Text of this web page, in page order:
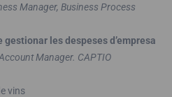
Manager, Business Process
les despeses d’empresa
Manager. CAPTIO
vins